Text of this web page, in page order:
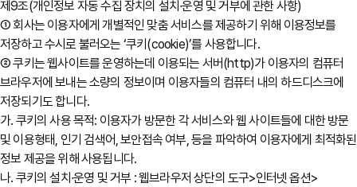
제9조(개인정보 자동 수집 장치의 설치∙운영 및 거부에 관한 사항)
① 회사는 이용자에게 개별적인 맞춤 서비스를 제공하기 위해 이용정보를
저장하고 수시로 불러오는 ‘쿠키(cookie)’를 사용합니다.
② 쿠키는 웹사이트를 운영하는데 이용되는 서버(http)가 이용자의 컴퓨터
브라우저에 보내는 소량의 정보이며 이용자들의 컴퓨터 내의 하드디스크에
저장되기도 합니다.
가. 쿠키의 사용 목적: 이용자가 방문한 각 서비스와 웹 사이트들에 대한 방문
및 이용형태, 인기 검색어, 보안접속 여부, 등을 파악하여 이용자에게 최적화된
정보 제공을 위해 사용됩니다.
나. 쿠키의 설치∙운영 및 거부 : 웹브라우저 상단의 도구>인터넷 옵션>